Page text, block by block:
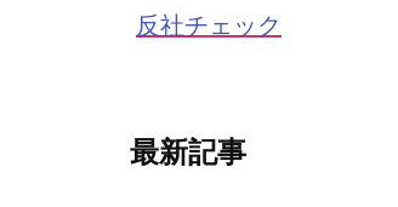
反社チェック
最新記事